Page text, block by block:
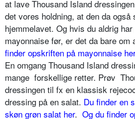
at lave Thousand Island
det vores holdning, at den da
hjemmelavet. Og hvis du aldrig
mayonnaise før, er det da bare om
finder opskriften på mayonnaise
En omgang Thousand Island
mange forskellige retter. Prøv
dressingen til fx en klassisk
dressing på en salat. Du finder en
skøn grøn salat her. Og du finder